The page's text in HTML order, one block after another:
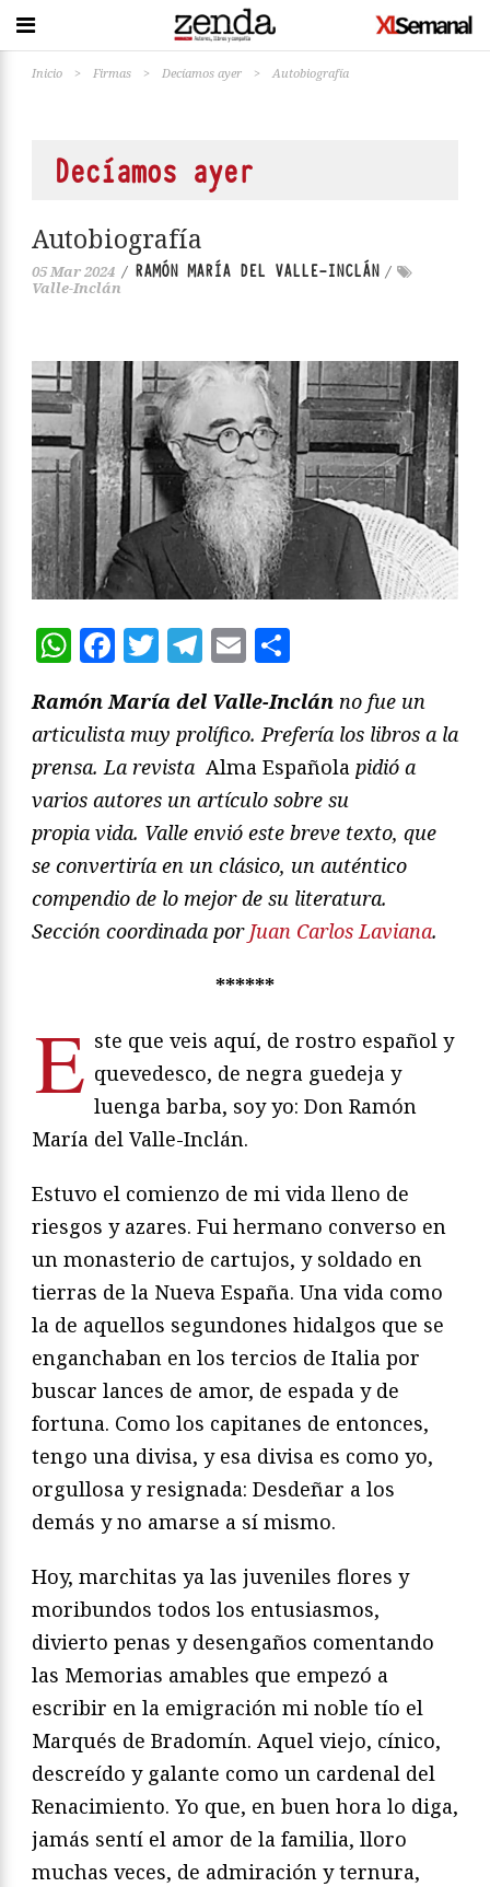
Inicio > Firmas > Decíamos ayer > Autobiografía
Decíamos ayer
Autobiografía
05 Mar 2024 / RAMÓN MARÍA DEL VALLE-INCLÁN /
Valle-Inclán
WhatsApp
Facebook
Twitter
Telegram
Email
Ramón María del Valle-Inclán no fue un
articulista muy prolífico. Prefería los libros a la
prensa. La revista Alma Española pidió a
varios autores un artículo sobre su
propia vida. Valle envió este breve texto, que
se convertiría en un clásico, un auténtico
compendio de lo mejor de su literatura.
Sección coordinada por Juan Carlos Laviana.
******
E ste que veis aquí, de rostro español y
quevedesco, de negra guedeja y
luenga barba, soy yo: Don Ramón
María del Valle-Inclán.
Estuvo el comienzo de mi vida lleno de
riesgos y azares. Fui hermano converso en
un monasterio de cartujos, y soldado en
tierras de la Nueva España. Una vida como
la de aquellos segundones hidalgos que se
enganchaban en los tercios de Italia por
buscar lances de amor, de espada y de
fortuna. Como los capitanes de entonces,
tengo una divisa, y esa divisa es como yo,
orgullosa y resignada: Desdeñar a los
demás y no amarse a sí mismo.
Hoy, marchitas ya las juveniles flores y
moribundos todos los entusiasmos,
divierto penas y desengaños comentando
las Memorias amables que empezó a
escribir en la emigración mi noble tío el
Marqués de Bradomín. Aquel viejo, cínico,
descreído y galante como un cardenal del
Renacimiento. Yo que, en buen hora lo diga,
jamás sentí el amor de la familia, lloro
muchas veces, de admiración y ternura,